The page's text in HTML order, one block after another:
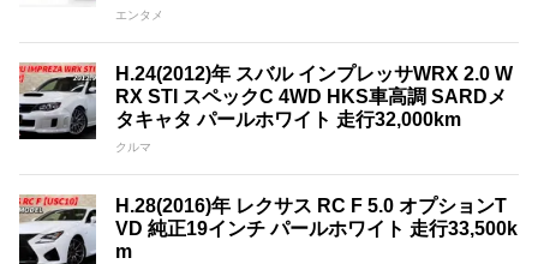
エンタメ
H.24(2012)年 スバル インプレッサWRX 2.0 W
RX STI スペックC 4WD HKS車高調 SARDメ
タキャタ パールホワイト 走行32,000km
クルマ
H.28(2016)年 レクサス RC F 5.0 オプションT
VD 純正19インチ パールホワイト 走行33,500k
m